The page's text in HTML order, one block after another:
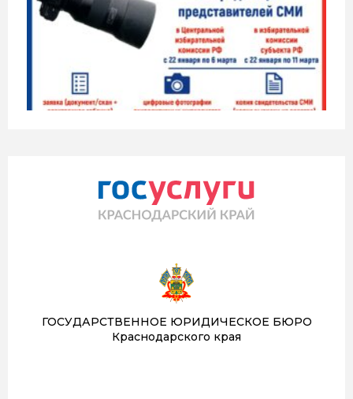
ГОСУДАРСТВЕННОЕ ЮРИДИЧЕСКОЕ БЮРО
Краснодарского края